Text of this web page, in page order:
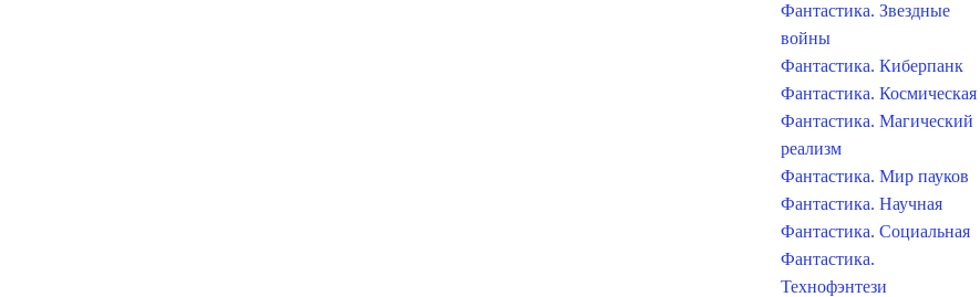
Фантастика. Звездные
войны
Фантастика. Киберпанк
Фантастика. Космическая
Фантастика. Магический
реализм
Фантастика. Мир пауков
Фантастика. Научная
Фантастика. Социальная
Фантастика.
Технофэнтези